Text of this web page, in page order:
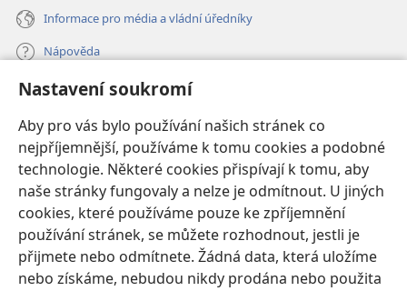
Nastavení soukromí
Aby pro vás bylo používání našich stránek co
nejpříjemnější, používáme k tomu cookies a podobné
technologie. Některé cookies přispívají k tomu, aby
naše stránky fungovaly a nelze je odmítnout. U jiných
cookies, které používáme pouze ke zpříjemnění
používání stránek, se můžete rozhodnout, jestli je
přijmete nebo odmítnete. Žádná data, která uložíme
nebo získáme, nebudou nikdy prodána nebo použita
Informace pro média a vládní úředníky
Nápověda
Dary
nové
okno) ONLINE KNIHOVNA Strážné věže
(otevřeno
nové
okno)JW Hub®
(otevřeno
nové
okno)JW Library
Watchtower Library